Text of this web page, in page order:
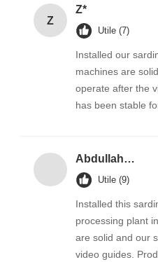
training easy.
same day every
satisfied with the
Z
Z*
Utile (7)
Installed our
machines are
operate after the
has been stable
Abdullahi O.
Utile (9)
Installed this
processing plant
are solid and our
video guides.